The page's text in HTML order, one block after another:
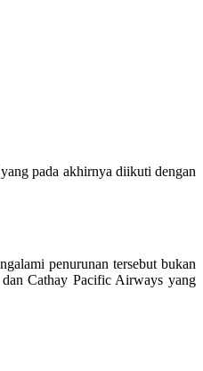
pada akhirnya diikuti dengan
penurunan tersebut bukan
dan Cathay Pacific Airways yang